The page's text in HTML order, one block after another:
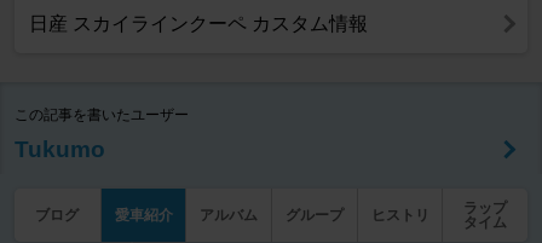
日産 スカイラインクーペ カスタム情報
この記事を書いたユーザー
Tukumo
ブログ 愛車紹介 アルバム グループ ヒストリ
ラップ
タイム